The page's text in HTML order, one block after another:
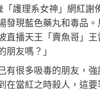
護理系女神」網紅
發現藍色藥丸和毒品
直播天王「賣魚哥」
朋友嗎？」
有很多吸毒的朋友，
在當紅之時殺人，這要